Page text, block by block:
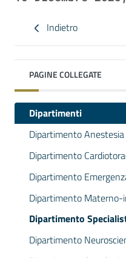
Indietro
PAGINE COLLEGATE
Dipartimenti
Dipartimento
Dipartimento
Dipartimento
Dipartimento
Dipartimento
Dipartimento